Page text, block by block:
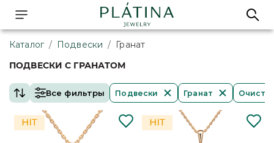
Каталог / Подвески / Гранат
ПОДВЕСКИ С ГРАНАТОМ
Все фильтры Подвески Гранат